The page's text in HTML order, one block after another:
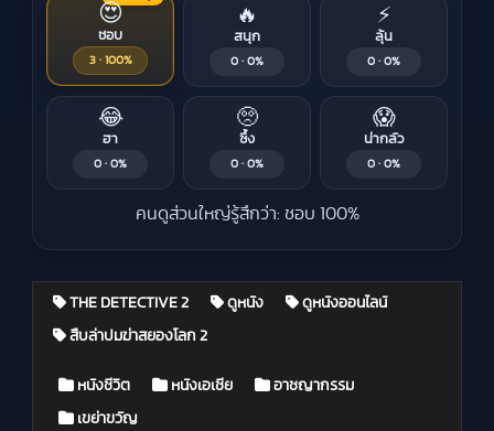
😍
ชอบ
3 · 100%
🔥
สนุก
0 · 0%
⚡
ลุ้น
0 · 0%
😂
ฮา
0 · 0%
🥺
ซึ้ง
0 · 0%
😱
น่ากลัว
0 · 0%
คนดูส่วนใหญ่รู้สึกว่า: ชอบ 100%
THE DETECTIVE 2 ดูหนัง ดูหนังออนไลน์
สืบล่าปมฆ่าสยองโลก 2
Posted in
หนังชีวิต หนังเอเชีย อาชญากรรม
เขย่าขวัญ